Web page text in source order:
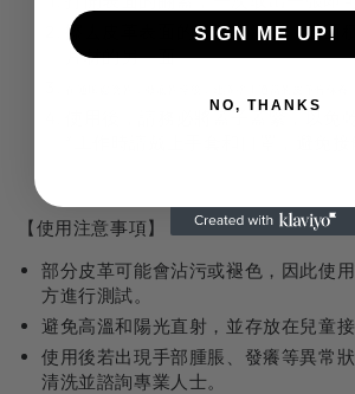
擦去皮革表面的黴菌或污垢。若面
片材的另一面。
使用後，請務必將蓋子蓋緊，以免
【使用注意事項】
部分皮革可能會沾污或褪色，因此使
方進行測試。
避免高溫和陽光直射，並存放在兒童接
使用後若出現手部腫脹、發癢等異常
清洗並諮詢專業人士。
SIGN ME UP!
NO, THANKS